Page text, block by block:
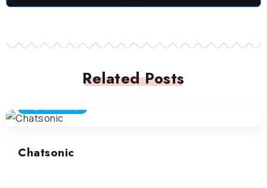
Related Posts
Chatsonic